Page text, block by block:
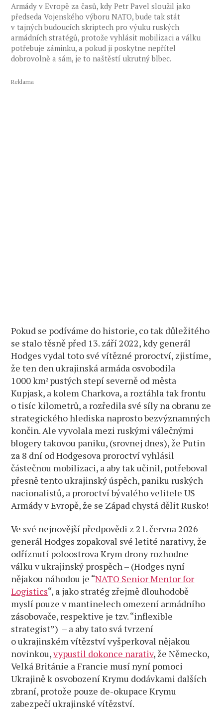
Armády v Evropě za časů, kdy Petr Pavel sloužil jako
předseda Vojenského výboru NATO, bude tak stát
v tajných budoucích skriptech pro výuku ruských
armádních stratégů, protože vyhlásit mobilizaci a válku
potřebuje záminku, a pokud ji poskytne nepřítel
dobrovolně a sám, je to naštěstí ukrutný blbec.
Reklama
Pokud se podíváme do historie, co tak důležitého
se stalo těsně před 13. září 2022, kdy generál
Hodges vydal toto své vítězné proroctví, zjistíme,
že ten den ukrajinská armáda osvobodila
1000 km2 pustých stepí severně od města
Kupjask, a kolem Charkova, a roztáhla tak frontu
o tisíc kilometrů, a rozředila své síly na obranu ze
strategického hlediska naprosto bezvýznamných
končin. Ale vyvolala mezi ruskými válečnými
blogery takovou paniku, (srovnej dnes), že Putin
za 8 dní od Hodgesova proroctví vyhlásil
částečnou mobilizaci, a aby tak učinil, potřeboval
přesně tento ukrajinský úspěch, paniku ruských
nacionalistů, a proroctví bývalého velitele US
Armády v Evropě, že se Západ chystá dělit Rusko!
Ve své nejnovější předpovědi z 21. června 2026
generál Hodges zopakoval své letité narativy, že
odříznutí poloostrova Krym drony rozhodne
válku v ukrajinský prospěch – (Hodges nyní
nějakou náhodou je “NATO Senior Mentor for
Logistics“, a jako stratég zřejmě dlouhodobě
myslí pouze v mantinelech omezení armádního
zásobovače, respektive je tzv. “inflexible
strategist”) – a aby tato svá tvrzení
o ukrajinském vítězství vyšperkoval nějakou
novinkou,vypustil dokonce narativ, že Německo,
Velká Británie a Francie musí nyní pomoci
Ukrajině k osvobození Krymu dodávkami dalších
zbraní, protože pouze de-okupace Krymu
zabezpečí ukrajinské vítězství.